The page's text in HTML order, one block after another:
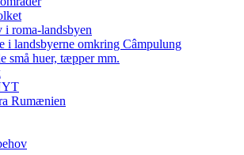
i roma-landsbyen
i landsbyerne omkring Câmpulung
små huer, tæpper mm.
Rumænien